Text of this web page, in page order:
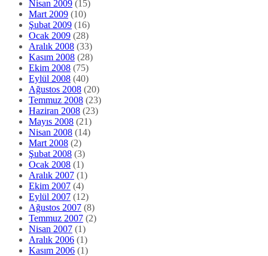
Nisan 2009 (15)
Mart 2009 (10)
Şubat 2009 (16)
Ocak 2009 (28)
Aralık 2008 (33)
Kasım 2008 (28)
Ekim 2008 (75)
Eylül 2008 (40)
Ağustos 2008 (20)
Temmuz 2008 (23)
Haziran 2008 (23)
Mayıs 2008 (21)
Nisan 2008 (14)
Mart 2008 (2)
Şubat 2008 (3)
Ocak 2008 (1)
Aralık 2007 (1)
Ekim 2007 (4)
Eylül 2007 (12)
Ağustos 2007 (8)
Temmuz 2007 (2)
Nisan 2007 (1)
Aralık 2006 (1)
Kasım 2006 (1)